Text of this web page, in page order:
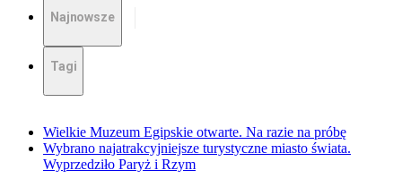
Najnowsze
Tagi
Wielkie Muzeum Egipskie otwarte. Na razie na próbę
Wybrano najatrakcyjniejsze turystyczne miasto świata.
Wyprzedziło Paryż i Rzym